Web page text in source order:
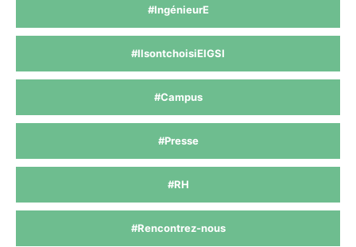
#IngénieurE
#IlsontchoisiEIGSI
#Campus
#Presse
#RH
#Rencontrez-nous